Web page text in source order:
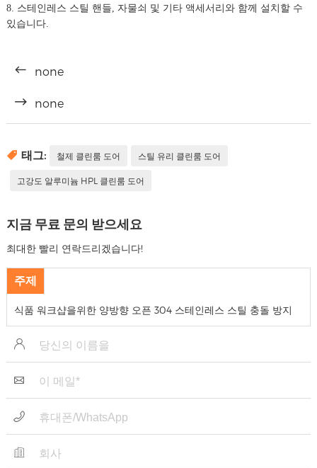
8. 스테인레스 스틸 핸들, 자물쇠 및 기타 액세서리와 함께 설치할 수
있습니다.
none
none
태그: 철제 클린룸 도어 스틸 유리 클린룸 도어
고강도 알루미늄 HPL 클린룸 도어
지금 무료 문의 받으세요
최대한 빨리 연락드리겠습니다!
주제
식품 워크샵을위한 양방향 오픈 304 스테인레스 스틸 충돌 방지
무료 도어